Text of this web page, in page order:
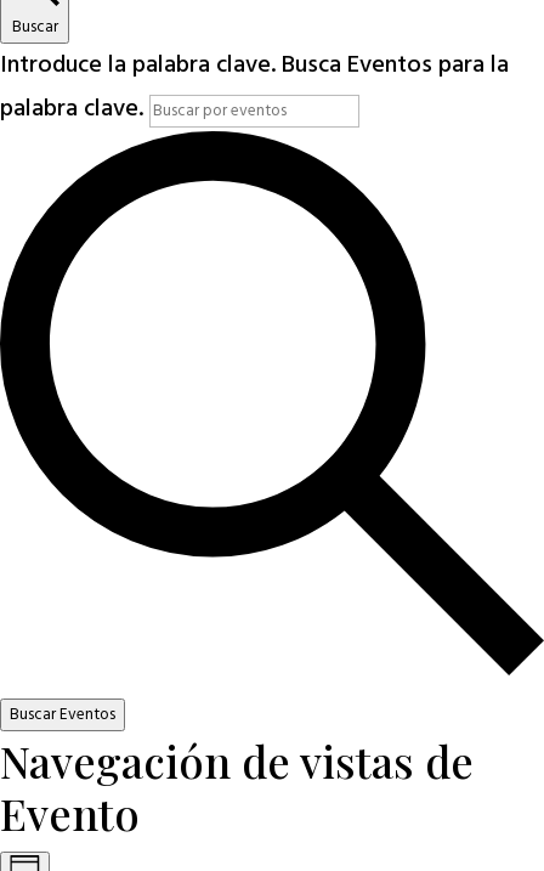
Buscar
Introduce la palabra clave. Busca Eventos para la
palabra clave.
Buscar Eventos
Navegación de vistas de
Evento